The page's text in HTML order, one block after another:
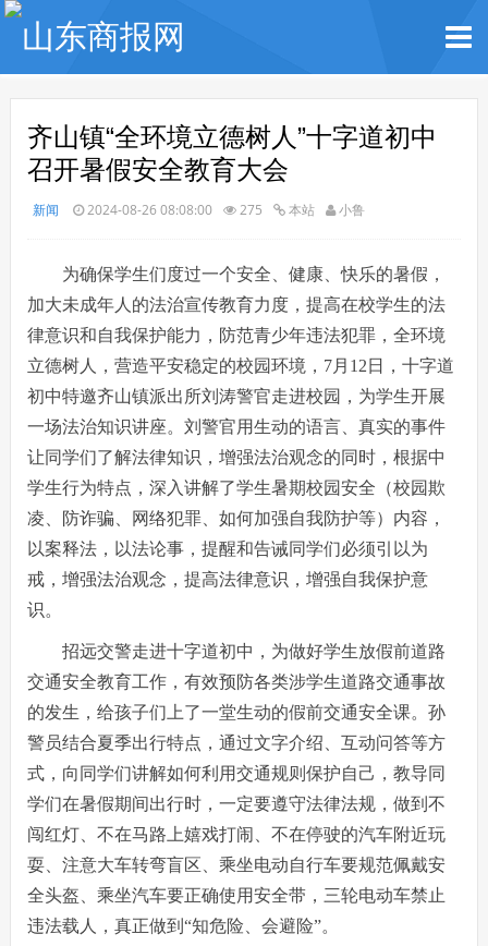
齐山镇“全环境立德树人”十字道初中
召开暑假安全教育大会
新闻 2024-08-26 08:08:00 275 本站 小鲁
为确保学生们度过一个安全、健康、快乐的暑假，
加大未成年人的法治宣传教育力度，提高在校学生的法
律意识和自我保护能力，防范青少年违法犯罪，全环境
立德树人，营造平安稳定的校园环境，7月12日，十字道
初中特邀齐山镇派出所刘涛警官走进校园，为学生开展
一场法治知识讲座。刘警官用生动的语言、真实的事件
让同学们了解法律知识，增强法治观念的同时，根据中
学生行为特点，深入讲解了学生暑期校园安全（校园欺
凌、防诈骗、网络犯罪、如何加强自我防护等）内容，
以案释法，以法论事，提醒和告诫同学们必须引以为
戒，增强法治观念，提高法律意识，增强自我保护意
识。
招远交警走进十字道初中，为做好学生放假前道路
交通安全教育工作，有效预防各类涉学生道路交通事故
的发生，给孩子们上了一堂生动的假前交通安全课。孙
警员结合夏季出行特点，通过文字介绍、互动问答等方
式，向同学们讲解如何利用交通规则保护自己，教导同
学们在暑假期间出行时，一定要遵守法律法规，做到不
闯红灯、不在马路上嬉戏打闹、不在停驶的汽车附近玩
耍、注意大车转弯盲区、乘坐电动自行车要规范佩戴安
全头盔、乘坐汽车要正确使用安全带，三轮电动车禁止
违法载人，真正做到“知危险、会避险”。